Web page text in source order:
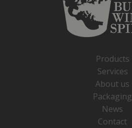
Products
Services
About us
Packaging
News
Contact